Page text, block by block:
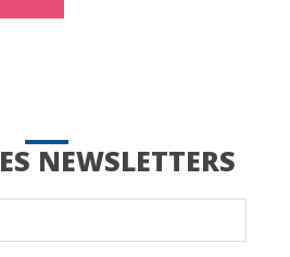
NEWSLETTERS